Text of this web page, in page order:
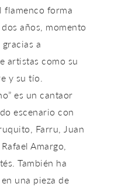
flamenco forma
años, momento
a
artistas como su
y su tío.
es un cantaor
escenario con
Farru, Juan
Amargo,
También ha
una pieza de